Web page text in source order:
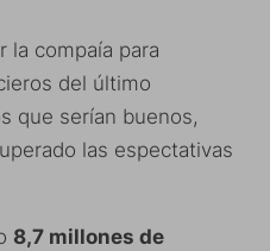
la compaía para
del último
que serían buenos,
las espectativas
8,7 millones de